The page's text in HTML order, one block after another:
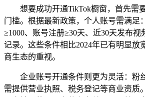
想要成功开通TikTok橱窗，首先需
门槛。根据最新政策，个人账号需满足
≥1000、账号注册≥30天、近30天发布视
记录。这些条件相比2024年已有明显放
商生态的重视。
企业账号开通条件则更为灵活：粉
需提供营业执照、税务登记等商业资质